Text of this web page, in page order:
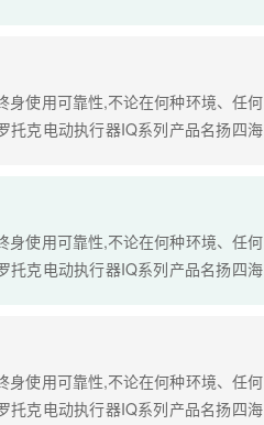
身使用可靠性,不论在何种环境、任何
托克电动执行器IQ系列产品名扬四海
身使用可靠性,不论在何种环境、任何
托克电动执行器IQ系列产品名扬四海
身使用可靠性,不论在何种环境、任何
托克电动执行器IQ系列产品名扬四海